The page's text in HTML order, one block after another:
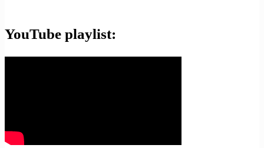
YouTube playlist: